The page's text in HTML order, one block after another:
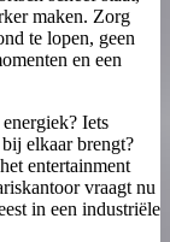
maken. Zorg
te lopen, geen
en een
Iets
elkaar brengt?
entertainment
vraagt nu
in een industriële